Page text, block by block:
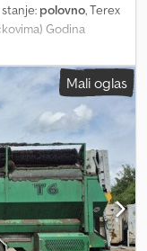
stanje: polovno, Terex
Godina
transportne trake 3
za rad =
motora: Deutz
Mali oglas